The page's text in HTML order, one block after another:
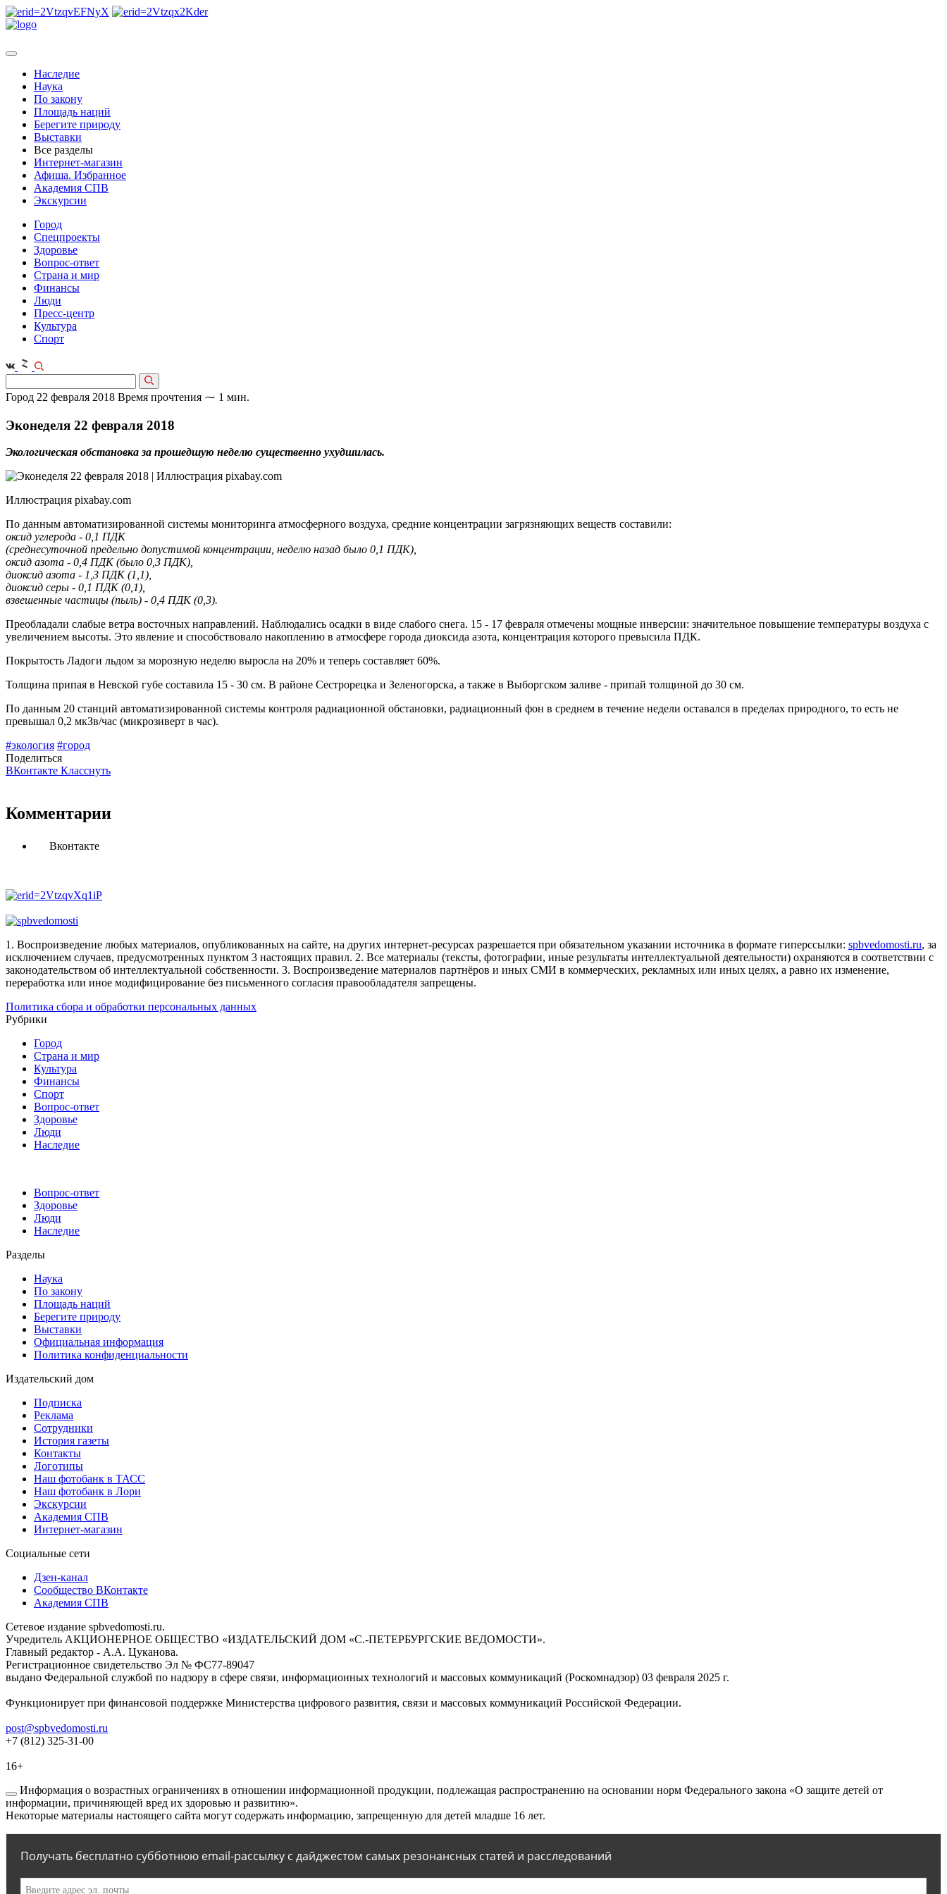
Наследие
Наука
По закону
Площадь наций
Берегите природу
Выставки
Все разделы
Интернет-магазин
Афиша. Избранное
Академия СПВ
Экскурсии
Город
Спецпроекты
Здоровье
Вопрос-ответ
Страна и мир
Финансы
Люди
Пресс-центр
Культура
Спорт
Город 22 февраля 2018 Время прочтения ⁓ 1 мин.
Эконеделя 22 февраля 2018
Экологическая обстановка за прошедшую неделю существенно ухудшилась.
Иллюстрация pixabay.com
По данным автоматизированной системы мониторинга атмосферного воздуха, средние концентрации загрязняющих веществ составили:
оксид углерода - 0,1 ПДК
(среднесуточной предельно допустимой концентрации, неделю назад было 0,1 ПДК),
оксид азота - 0,4 ПДК (было 0,3 ПДК),
диоксид азота - 1,3 ПДК (1,1),
диоксид серы - 0,1 ПДК (0,1),
взвешенные частицы (пыль) - 0,4 ПДК (0,3).
Преобладали слабые ветра восточных направлений. Наблюдались осадки в виде слабого снега. 15 - 17 февраля отмечены мощные инверсии: значительное повышение температуры воздуха с
увеличением высоты. Это явление и способствовало накоплению в атмосфере города диоксида азота, концентрация которого превысила ПДК.
Покрытость Ладоги льдом за морозную неделю выросла на 20% и теперь составляет 60%.
Толщина припая в Невской губе составила 15 - 30 см. В районе Сестрорецка и Зеленогорска, а также в Выборгском заливе - припай толщиной до 30 см.
По данным 20 станций автоматизированной системы контроля радиационной обстановки, радиационный фон в среднем в течение недели оставался в пределах природного, то есть не
превышал 0,2 мкЗв/чаc (микрозиверт в час).
#экология #город
Поделиться
ВКонтакте Класснуть
Комментарии
Вконтакте
1. Воспроизведение любых материалов, опубликованных на сайте, на других интернет-ресурсах разрешается при обязательном указании источника в формате гиперссылки: spbvedomosti.ru, за
исключением случаев, предусмотренных пунктом 3 настоящих правил. 2. Все материалы (тексты, фотографии, иные результаты интеллектуальной деятельности) охраняются в соответствии с
законодательством об интеллектуальной собственности. 3. Воспроизведение материалов партнёров и иных СМИ в коммерческих, рекламных или иных целях, а равно их изменение,
переработка или иное модифицирование без письменного согласия правообладателя запрещены.
Политика сбора и обработки персональных данных
Рубрики
Город
Страна и мир
Культура
Финансы
Спорт
Вопрос-ответ
Здоровье
Люди
Наследие
Вопрос-ответ
Здоровье
Люди
Наследие
Разделы
Наука
По закону
Площадь наций
Берегите природу
Выставки
Официальная информация
Политика конфиденциальности
Издательский дом
Подписка
Реклама
Сотрудники
История газеты
Контакты
Логотипы
Наш фотобанк в ТАСС
Наш фотобанк в Лори
Экскурсии
Академия СПВ
Интернет-магазин
Социальные сети
Дзен-канал
Сообщество ВКонтакте
Академия СПВ
Сетевое издание spbvedomosti.ru.
Учредитель АКЦИОНЕРНОЕ ОБЩЕСТВО «ИЗДАТЕЛЬСКИЙ ДОМ «С.-ПЕТЕРБУРГСКИЕ ВЕДОМОСТИ».
Главный редактор - А.А. Цуканова.
Регистрационное свидетельство Эл № ФС77-89047
выдано Федеральной службой по надзору в сфере связи, информационных технологий и массовых коммуникаций (Роскомнадзор) 03 февраля 2025 г.
Функционирует при финансовой поддержке Министерства цифрового развития, связи и массовых коммуникаций Российской Федерации.
post@spbvedomosti.ru
+7 (812) 325-31-00
16+
Информация о возрастных ограничениях в отношении информационной продукции, подлежащая распространению на основании норм Федерального закона «О защите детей от
информации, причиняющей вред их здоровью и развитию».
Некоторые материалы настоящего сайта могут содержать информацию, запрещенную для детей младше 16 лет.
Получать бесплатно субботнюю email-рассылку с дайджестом самых резонансных статей и расследований